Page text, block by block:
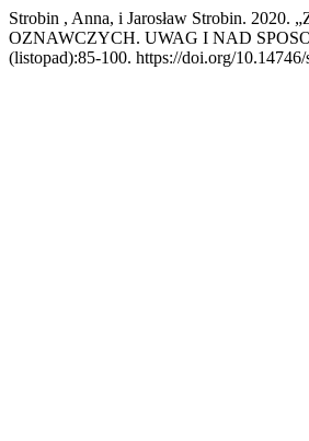
Strobin , Anna, i Jarosław Strobin.
OZNAWCZYCH. UWAG I NAD
(listopad):85-100. https://doi.org/10.14746/